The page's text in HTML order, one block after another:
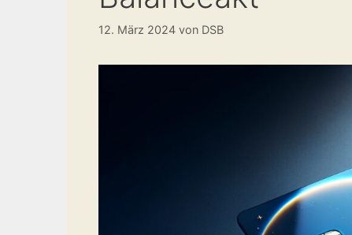
12. März 2024 von DSB